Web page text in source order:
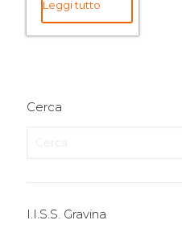
Leggi tutto
Cerca
I.I.S.S. Gravina